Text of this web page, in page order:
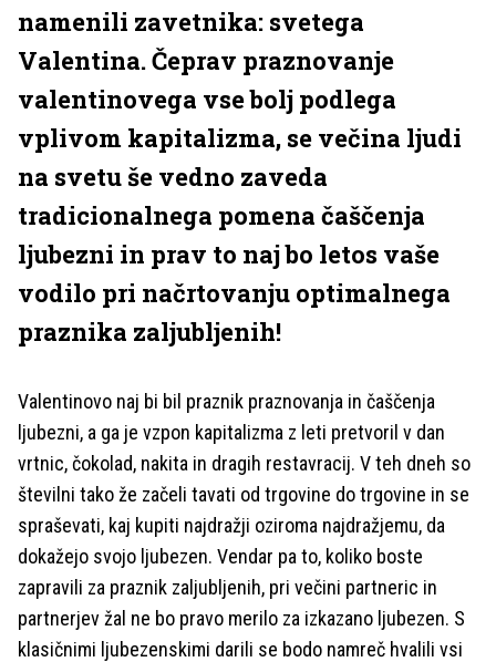
namenili zavetnika: svetega
Valentina. Čeprav praznovanje
valentinovega vse bolj podlega
vplivom kapitalizma, se večina ljudi
na svetu še vedno zaveda
tradicionalnega pomena čaščenja
ljubezni in prav to naj bo letos vaše
vodilo pri načrtovanju optimalnega
praznika zaljubljenih!
Valentinovo naj bi bil praznik praznovanja in čaščenja
ljubezni, a ga je vzpon kapitalizma z leti pretvoril v dan
vrtnic, čokolad, nakita in dragih restavracij. V teh dneh so
številni tako že začeli tavati od trgovine do trgovine in se
spraševati, kaj kupiti najdražji oziroma najdražjemu, da
dokažejo svojo ljubezen. Vendar pa to, koliko boste
zapravili za praznik zaljubljenih, pri večini partneric in
partnerjev žal ne bo pravo merilo za izkazano ljubezen. S
klasičnimi ljubezenskimi darili se bodo namreč hvalili vsi